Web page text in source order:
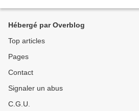
Hébergé par Overblog
Top articles
Pages
Contact
Signaler un abus
C.G.U.